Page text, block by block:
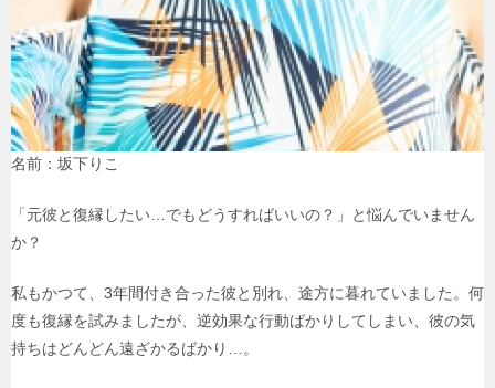
名前：坂下りこ
「元彼と復縁したい…でもどうすればいいの？」と悩んでいません
か？
私もかつて、3年間付き合った彼と別れ、途方に暮れていました。何
度も復縁を試みましたが、逆効果な行動ばかりしてしまい、彼の気
持ちはどんどん遠ざかるばかり…。